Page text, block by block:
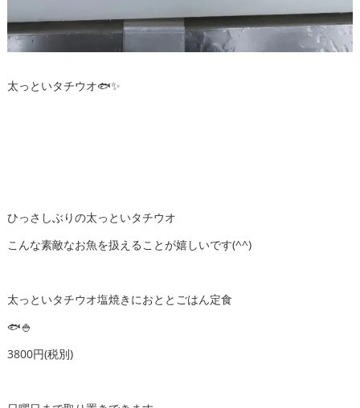
太っといタチウオ🐟✨
ひっさしぶりの太っといタチウオ
こんな素敵なお魚を扱えることが嬉しいです(^^)
太っといタチウオ塩焼きにおととごはん定食
🐟🍚
3800円(税別)